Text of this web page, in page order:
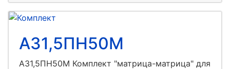
А31,5ПН50М
А31,5ПН50М Комплект "матрица-матрица" для